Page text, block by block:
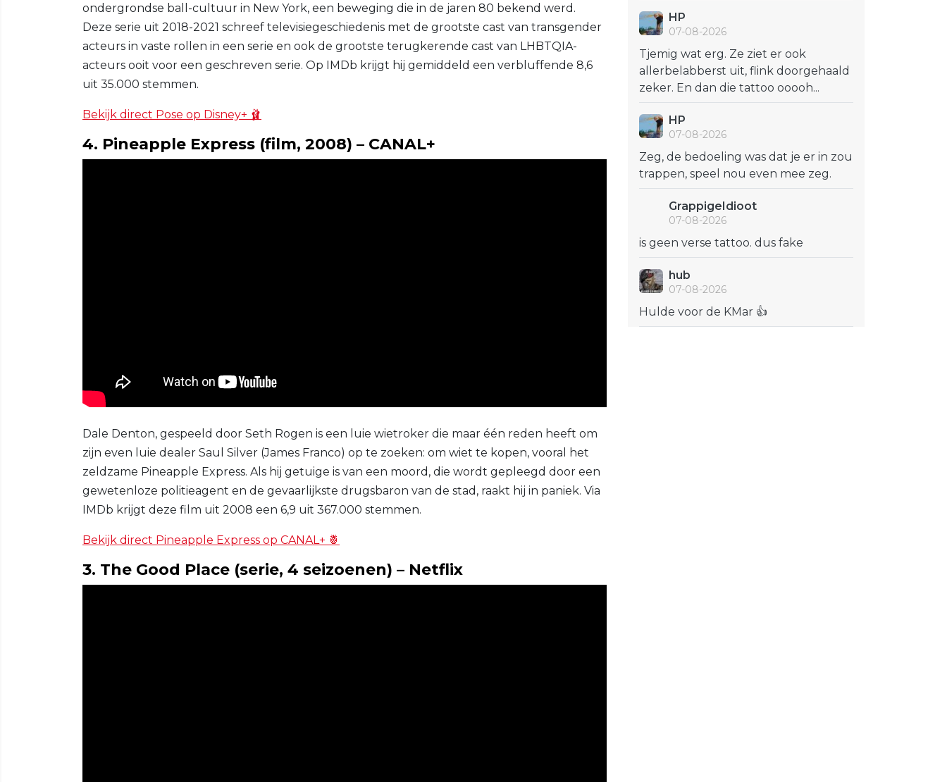
ondergrondse ball-cultuur in New York, een beweging die in de jaren 80 bekend werd.
Deze serie uit 2018-2021 schreef televisiegeschiedenis met de grootste cast van transgender
acteurs in vaste rollen in een serie en ook de grootste terugkerende cast van LHBTQIA-
acteurs ooit voor een geschreven serie. Op IMDb krijgt hij gemiddeld een verbluffende 8,6
uit 35.000 stemmen.
Bekijk direct Pose op Disney+ 🩰
4. Pineapple Express (film, 2008) – CANAL+
Dale Denton, gespeeld door Seth Rogen is een luie wietroker die maar één reden heeft om
zijn even luie dealer Saul Silver (James Franco) op te zoeken: om wiet te kopen, vooral het
zeldzame Pineapple Express. Als hij getuige is van een moord, die wordt gepleegd door een
gewetenloze politieagent en de gevaarlijkste drugsbaron van de stad, raakt hij in paniek. Via
IMDb krijgt deze film uit 2008 een 6,9 uit 367.000 stemmen.
Bekijk direct Pineapple Express op CANAL+ 🍍
3. The Good Place (serie, 4 seizoenen) – Netflix
HP
07-08-2026
Tjemig wat erg. Ze ziet er ook
allerbelabberst uit, flink doorgehaald
zeker. En dan die tattoo ooooh...
HP
07-08-2026
Zeg, de bedoeling was dat je er in zou
trappen, speel nou even mee zeg.
GrappigeIdioot
07-08-2026
is geen verse tattoo. dus fake
hub
07-08-2026
Hulde voor de KMar 👍